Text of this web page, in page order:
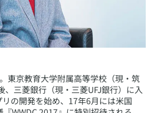
東京教育大学附属高等学校（現・筑
三菱銀行（現・三菱UFJ銀行）に入
の開発を始め、17年6月には米国